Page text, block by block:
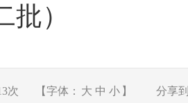
）
次 【字体： 大 中 小 】 分享到